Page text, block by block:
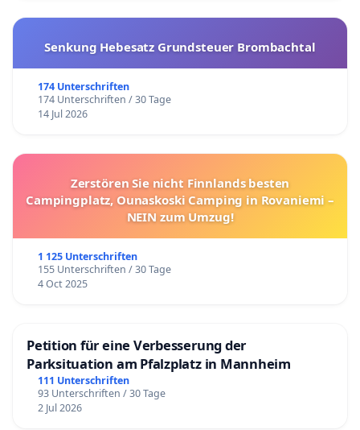
Senkung Hebesatz Grundsteuer Brombachtal
174 Unterschriften
174 Unterschriften / 30 Tage
14 Jul 2026
Zerstören Sie nicht Finnlands besten
Campingplatz, Ounaskoski Camping in Rovaniemi –
NEIN zum Umzug!
1 125 Unterschriften
155 Unterschriften / 30 Tage
4 Oct 2025
Petition für eine Verbesserung der
Parksituation am Pfalzplatz in Mannheim
111 Unterschriften
93 Unterschriften / 30 Tage
2 Jul 2026